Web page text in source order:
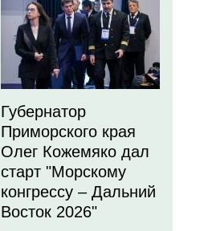
Губернатор
Приморского края
Олег Кожемяко дал
старт "Морскому
конгрессу – Дальний
Восток 2026"